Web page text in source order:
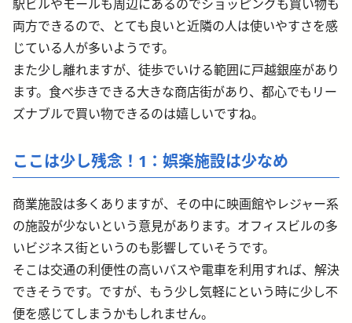
駅ビルやモールも周辺にあるのでショッピングも買い物も
両方できるので、とても良いと近隣の人は使いやすさを感
じている人が多いようです。
また少し離れますが、徒歩でいける範囲に戸越銀座があり
ます。食べ歩きできる大きな商店街があり、都心でもリー
ズナブルで買い物できるのは嬉しいですね。
ここは少し残念！1：娯楽施設は少なめ
商業施設は多くありますが、その中に映画館やレジャー系
の施設が少ないという意見があります。オフィスビルの多
いビジネス街というのも影響していそうです。
そこは交通の利便性の高いバスや電車を利用すれば、解決
できそうです。ですが、もう少し気軽にという時に少し不
便を感じてしまうかもしれません。